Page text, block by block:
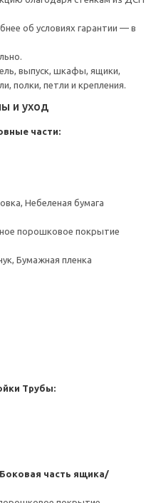
об условиях гарантии — в
выпуск, шкафы, ящики,
полки, петли и крепления.
и уход
части:
Небеленая бумага
порошковое покрытие
Бумажная пленка
Трубы:
Боковая часть ящика/